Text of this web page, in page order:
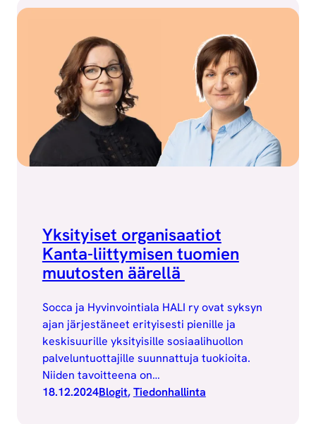
Yksityiset organisaatiot
Kanta-liittymisen tuomien
muutosten äärellä
Socca ja Hyvinvointiala HALI ry ovat syksyn
ajan järjestäneet erityisesti pienille ja
keskisuurille yksityisille sosiaalihuollon
palveluntuottajille suunnattuja tuokioita.
Niiden tavoitteena on…
18.12.2024Blogit, Tiedonhallinta